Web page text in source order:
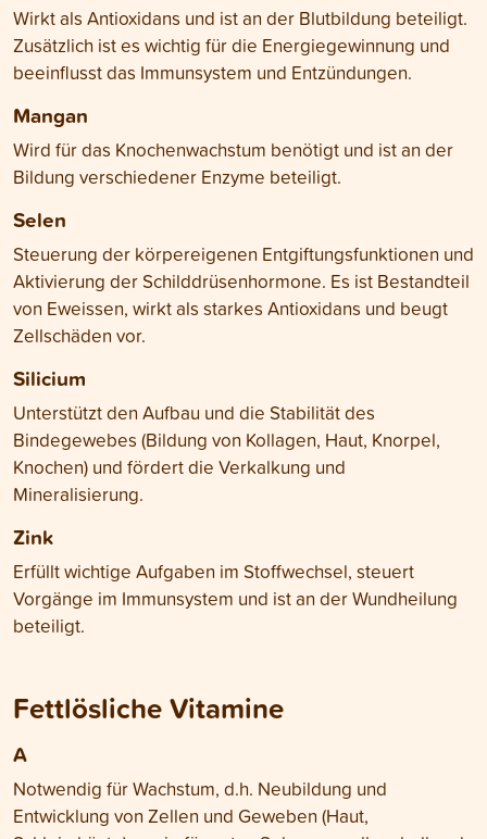
Wirkt als Antioxidans und ist an der Blutbildung beteiligt.
Zusätzlich ist es wichtig für die Energiegewinnung und
beeinflusst das Immunsystem und Entzündungen.
Mangan
Wird für das Knochenwachstum benötigt und ist an der
Bildung verschiedener Enzyme beteiligt.
Selen
Steuerung der körpereigenen Entgiftungsfunktionen und
Aktivierung der Schilddrüsenhormone. Es ist Bestandteil
von Eweissen, wirkt als starkes Antioxidans und beugt
Zellschäden vor.
Silicium
Unterstützt den Aufbau und die Stabilität des
Bindegewebes (Bildung von Kollagen, Haut, Knorpel,
Knochen) und fördert die Verkalkung und
Mineralisierung.
Zink
Erfüllt wichtige Aufgaben im Stoffwechsel, steuert
Vorgänge im Immunsystem und ist an der Wundheilung
beteiligt.
Fettlösliche Vitamine
A
Notwendig für Wachstum, d.h. Neubildung und
Entwicklung von Zellen und Geweben (Haut,